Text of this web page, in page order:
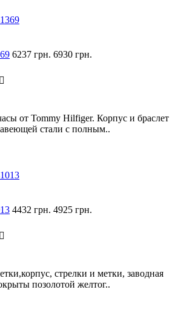
6237 грн. 6930 грн.
от Tommy Hilfiger. Корпус и браслет
стали с полным..
4432 грн. 4925 грн.
стрелки и метки, заводная
позолотой желтог..